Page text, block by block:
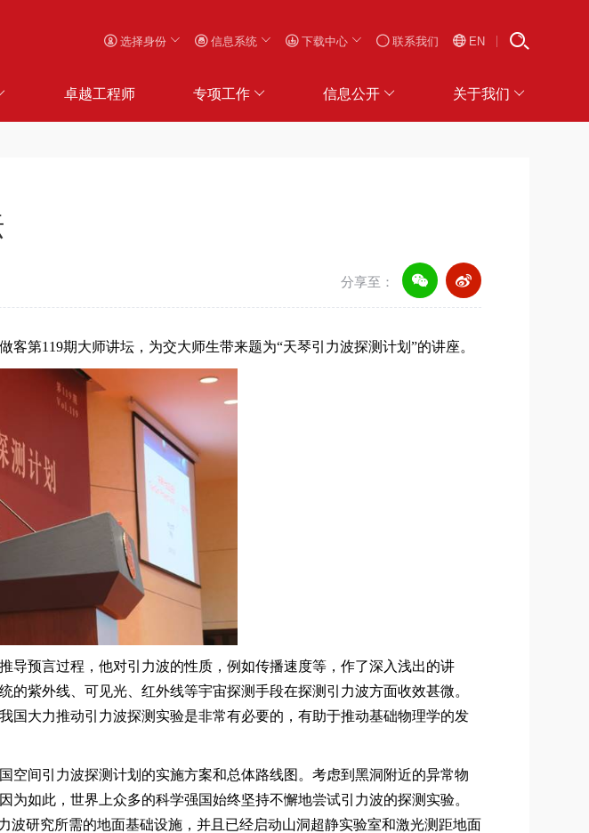
选择身份 信息系统 下载中心 联系我们 EN
卓越工程师 专项工作 信息公开 关于我们
分享至：
客第119期大师讲坛，为交大师生带来题为“天琴引力波探测计划”的讲座。
导预言过程，他对引力波的性质，例如传播速度等，作了深入浅出的讲
紫外线、可见光、红外线等宇宙探测手段在探测引力波方面收效甚微。
大力推动引力波探测实验是非常有必要的，有助于推动基础物理学的发
间引力波探测计划的实施方案和总体路线图。考虑到黑洞附近的异常物
如此，世界上众多的科学强国始终坚持不懈地尝试引力波的探测实验。
研究所需的地面基础设施，并且已经启动山洞超静实验室和激光测距地面